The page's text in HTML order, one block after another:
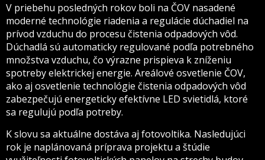
V priebehu posledných rokov boli na ČOV nasadené
moderné technológie riadenia a regulácie dúchadiel na
prívod vzduchu do procesu čistenia odpadových vôd.
Dúchadlá sú automaticky regulované podľa potrebného
množstva vzduchu, čo výrazne prispieva k zníženiu
spotreby elektrickej energie. Areálové osvetlenie ČOV,
ako aj osvetlenie technológie čistenia odpadových vôd
zabezpečujú energeticky efektívne LED svietidlá, ktoré
sa regulujú podľa potreby.
K slovu sa aktuálne dostáva aj fotovoltika. Nasledujúci
rok je naplánovaná príprava projektu a štúdie